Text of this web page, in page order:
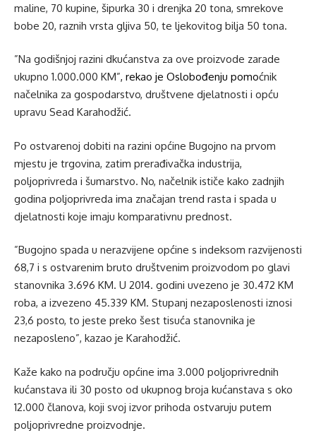
maline, 70 kupine, šipurka 30 i drenjka 20 tona, smrekove
bobe 20, raznih vrsta gljiva 50, te ljekovitog bilja 50 tona.
”Na godišnjoj razini dkućanstva za ove proizvode zarade
ukupno 1.000.000 KM”, rekao je Oslobođenju pomoćnik
načelnika za gospodarstvo, društvene djelatnosti i opću
upravu Sead Karahodžić.
Po ostvarenoj dobiti na razini općine Bugojno na prvom
mjestu je trgovina, zatim prerađivačka industrija,
poljoprivreda i šumarstvo. No, načelnik ističe kako zadnjih
godina poljoprivreda ima značajan trend rasta i spada u
djelatnosti koje imaju komparativnu prednost.
”Bugojno spada u nerazvijene općine s indeksom razvijenosti
68,7 i s ostvarenim bruto društvenim proizvodom po glavi
stanovnika 3.696 KM. U 2014. godini uvezeno je 30.472 KM
roba, a izvezeno 45.339 KM. Stupanj nezaposlenosti iznosi
23,6 posto, to jeste preko šest tisuća stanovnika je
nezaposleno”, kazao je Karahodžić.
Kaže kako na području općine ima 3.000 poljoprivrednih
kućanstava ili 30 posto od ukupnog broja kućanstava s oko
12.000 članova, koji svoj izvor prihoda ostvaruju putem
poljoprivredne proizvodnje.